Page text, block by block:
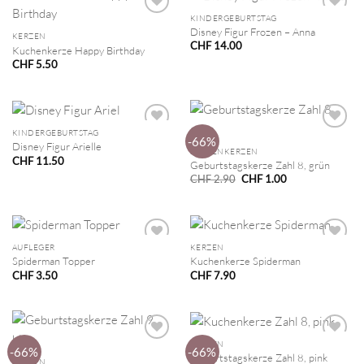
KERZEN
Kuchenkerze Happy Birthday
CHF5.50
KINDERGEBURTSTAG
Disney Figur Frozen – Anna
CHF14.00
KINDERGEBURTSTAG
Disney Figur Arielle
CHF11.50
-66%
ZAHLENKERZEN
Geburtstagskerze Zahl 8, grün
CHF2.90 Ursprünglicher
CHF1.00Aktueller
AUFLEGER
Spiderman Topper
CHF3.50
KERZEN
Kuchenkerze Spiderman
CHF7.90
-66% -66%
KERZEN
Geburtstagskerze Zahl 8, pink